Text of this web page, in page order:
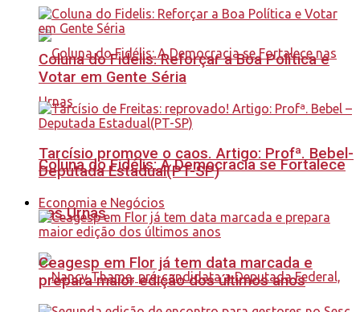
Coluna do Fidélis: A Democracia se Fortalece
nas Urnas
Coluna do Fidelis: Reforçar a Boa Política e
Votar em Gente Séria
Tarcísio promove o caos. Artigo: Profª. Bebel-
Deputada Estadual(PT-SP)
Economia e Negócios
Ceagesp em Flor já tem data marcada e
prepara maior edição dos últimos anos